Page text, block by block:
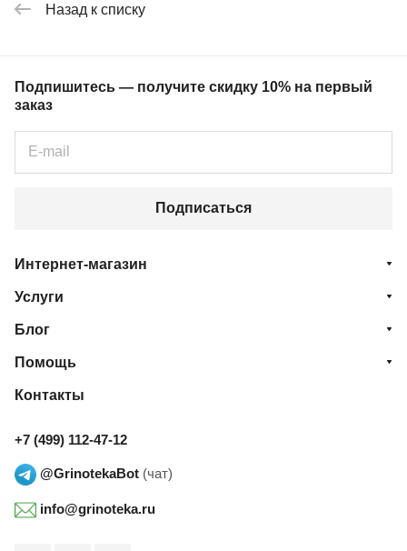
Назад к списку
Подпишитесь — получите скидку 10% на первый
заказ
Подписаться
Интернет-магазин
Услуги
Блог
Помощь
Контакты
+7 (499) 112-47-12
@GrinotekaBot (чат)
info@grinoteka.ru